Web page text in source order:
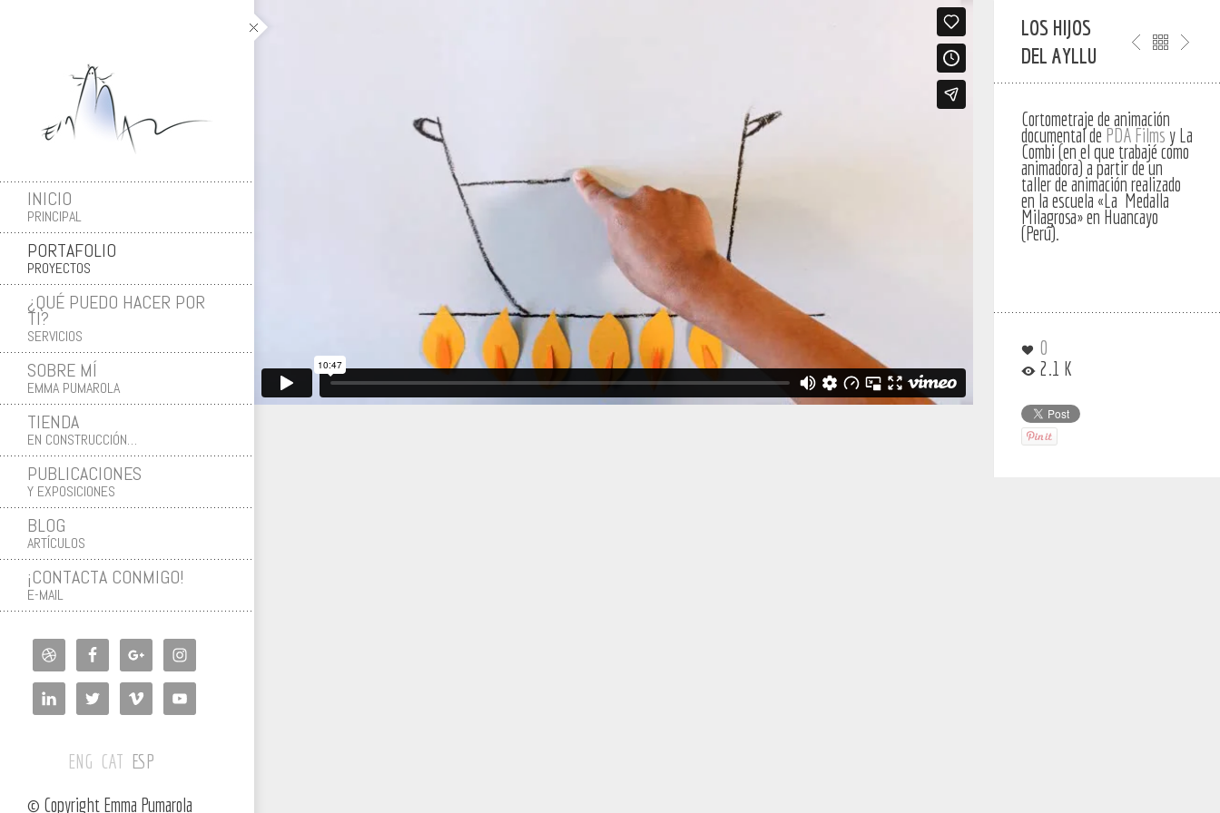
INICIO
PRINCIPAL
PORTAFOLIO
PROYECTOS
¿QUÉ PUEDO HACER POR
TI?
SERVICIOS
SOBRE MÍ
EMMA PUMAROLA
TIENDA
EN CONSTRUCCIÓN…
PUBLICACIONES
Y EXPOSICIONES
BLOG
ARTÍCULOS
¡CONTACTA CONMIGO!
E-MAIL
ENG CAT ESP
© Copyright Emma Pumarola
LOS HIJOS
DEL AYLLU
Cortometraje de animación
documental de PDA Films y La
Combi (en el que trabajé como
animadora) a partir de un
taller de animación realizado
en la escuela «La Medalla
Milagrosa» en Huancayo
(Perú).
0
2.1 K